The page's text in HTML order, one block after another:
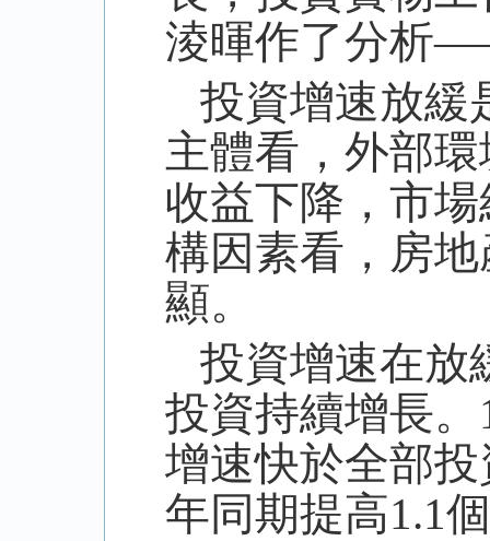
淩暉作了分析
投資增速放緩
主體看，外部
收益下降，市
構因素看，房
顯。
投資增速在放
投資持續增長。
增速快於全部
年同期提高1.1